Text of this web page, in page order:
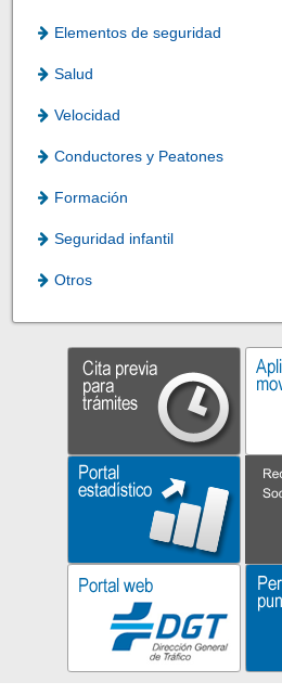
Elementos de seguridad
Salud
Velocidad
Conductores y Peatones
Formación
Seguridad infantil
Otros